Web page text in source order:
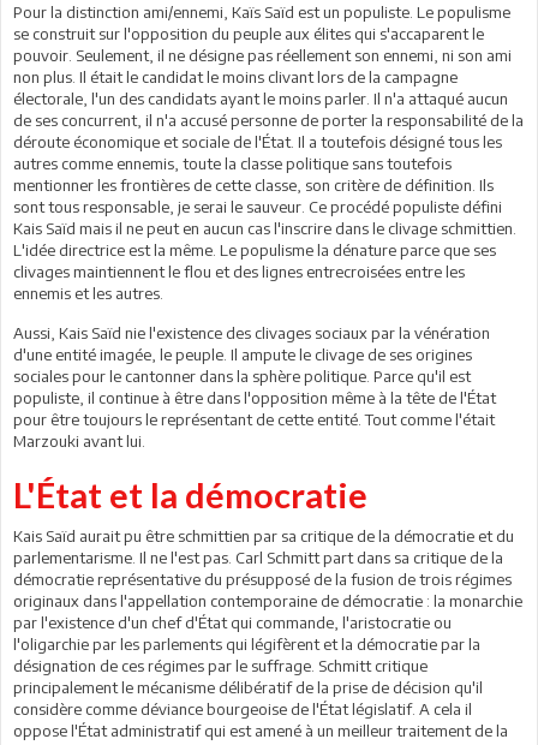
Pour la distinction ami/ennemi, Kaïs Saïd est un populiste. Le populisme
se construit sur l'opposition du peuple aux élites qui s'accaparent le
pouvoir. Seulement, il ne désigne pas réellement son ennemi, ni son ami
non plus. Il était le candidat le moins clivant lors de la campagne
électorale, l'un des candidats ayant le moins parler. Il n'a attaqué aucun
de ses concurrent, il n'a accusé personne de porter la responsabilité de la
déroute économique et sociale de l'État. Il a toutefois désigné tous les
autres comme ennemis, toute la classe politique sans toutefois
mentionner les frontières de cette classe, son critère de définition. Ils
sont tous responsable, je serai le sauveur. Ce procédé populiste défini
Kais Saïd mais il ne peut en aucun cas l'inscrire dans le clivage schmittien.
L'idée directrice est la même. Le populisme la dénature parce que ses
clivages maintiennent le flou et des lignes entrecroisées entre les
ennemis et les autres.
Aussi, Kais Saïd nie l'existence des clivages sociaux par la vénération
d'une entité imagée, le peuple. Il ampute le clivage de ses origines
sociales pour le cantonner dans la sphère politique. Parce qu'il est
populiste, il continue à être dans l'opposition même à la tête de l'État
pour être toujours le représentant de cette entité. Tout comme l'était
Marzouki avant lui.
L'État et la démocratie
Kais Saïd aurait pu être schmittien par sa critique de la démocratie et du
parlementarisme. Il ne l'est pas. Carl Schmitt part dans sa critique de la
démocratie représentative du présupposé de la fusion de trois régimes
originaux dans l'appellation contemporaine de démocratie : la monarchie
par l'existence d'un chef d'État qui commande, l'aristocratie ou
l'oligarchie par les parlements qui légifèrent et la démocratie par la
désignation de ces régimes par le suffrage. Schmitt critique
principalement le mécanisme délibératif de la prise de décision qu'il
considère comme déviance bourgeoise de l'État législatif. A cela il
oppose l'État administratif qui est amené à un meilleur traitement de la